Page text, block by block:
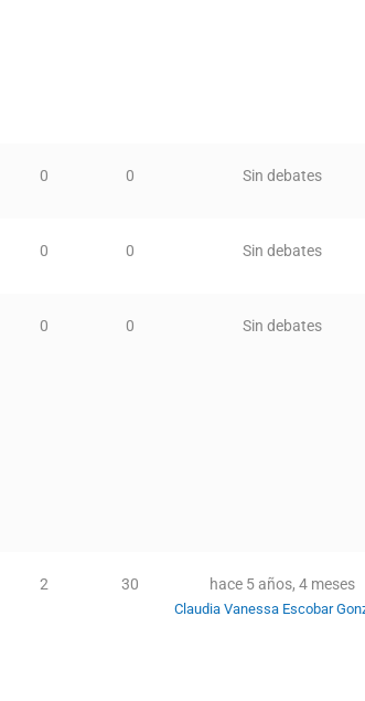
0 0 Sin debates
0 0 Sin debates
0 0 Sin debates
2 30 hace 5 años, 4 meses
Claudia Vanessa Escobar